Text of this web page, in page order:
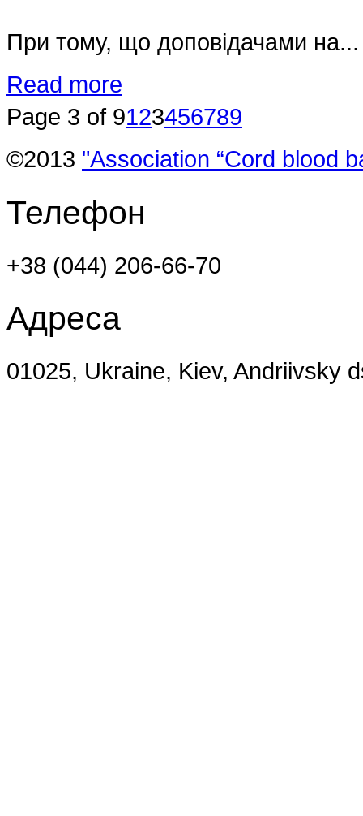
При тому, що доповідачами на...
Read more
Page 3 of 9123456789
©2013 "Association “Cord blood
Телефон
+38 (044) 206-66-70
Адреса
01025, Ukraine, Kiev, Andriivsky